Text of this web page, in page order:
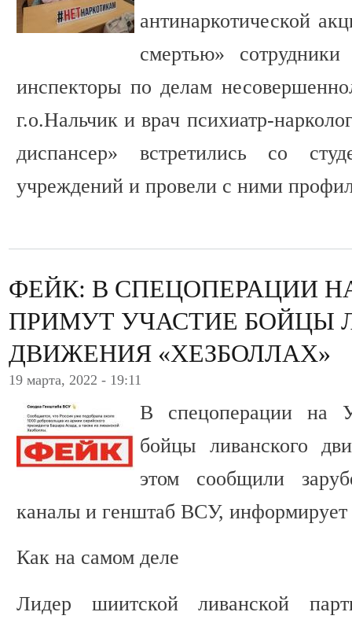
антинаркотической
смертью»
инспекторы по делам
г.о.Нальчик и врач психиатр-
диспансер» встретились со
учреждений и провели с ними
ФЕЙК: В СПЕЦОПЕРАЦИИ
ПРИМУТ УЧАСТИЕ БОЙЦЫ
ДВИЖЕНИЯ «ХЕЗБОЛЛАХ»
19 марта, 2022 - 19:11
В спецоперации на
бойцы ливанского
этом сообщили
каналы и генштаб ВСУ,
Как на самом деле
Лидер шиитской ливанской